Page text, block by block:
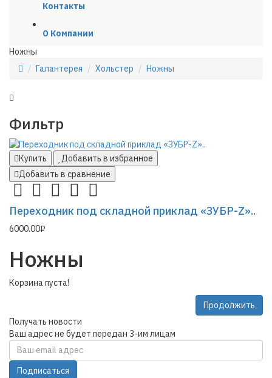
Контакты
О Компании
Ножны
Галантерея
Хольстер Ножны
Фильтр
Купить
Добавить в избранное
Добавить в сравнение
Переходник под складной приклад «ЗУБР-Z»..
6000.00₽
Ножны
Корзина пуста!
Продолжить
Получать новости
Ваш адрес не будет передан 3-им лицам
Подписаться